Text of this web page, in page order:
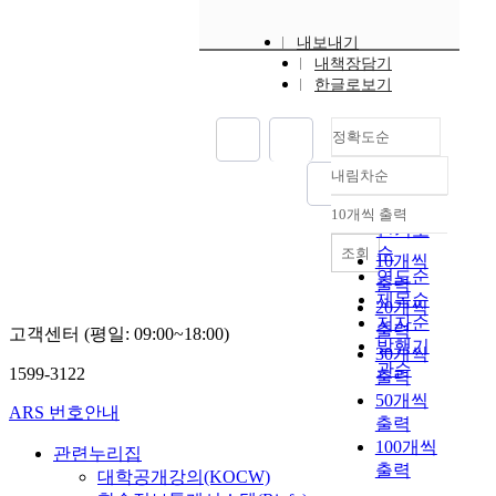
내보내기
내책장담기
한글로보기
정확도순
정확도
순
인기도
순
연도순
제목순
저자순
발행기
관순
내림차순
내림차순
10개씩 출력
10개씩
출력
20개씩
출력
30개씩
출력
50개씩
출력
100개씩
출력
조회
고객센터 (평일: 09:00~18:00)
1599-3122
ARS 번호안내
관련누리집
대학공개강의(KOCW)